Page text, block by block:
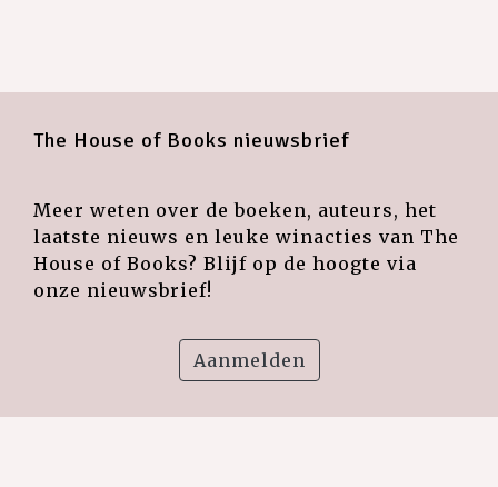
The House of Books nieuwsbrief
Meer weten over de boeken, auteurs, het
laatste nieuws en leuke winacties van The
House of Books? Blijf op de hoogte via
onze nieuwsbrief!
Aanmelden